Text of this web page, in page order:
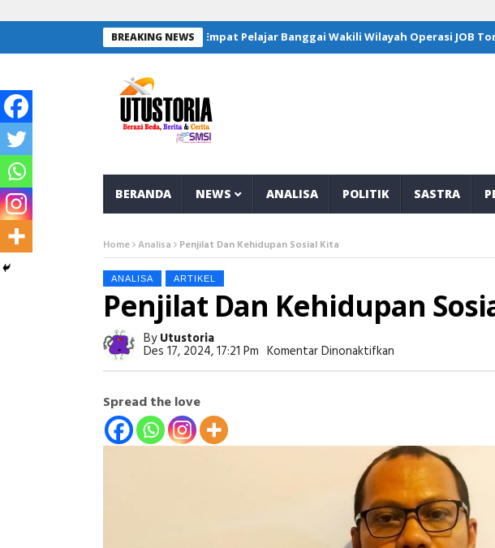
BREAKING NEWSEmpat Pelajar Banggai Wakili Wilayah Operasi JOB Tomori di
BERANDA NEWS ANALISA POLITIK SASTRA
Home Analisa Penjilat Dan Kehidupan Sosial Kita
ANALISA ARTIKEL
Penjilat Dan Kehidupan
ByUtustoria
Des 17, 2024, 17:21 Pm Komentar Dinonaktifkan
Dan
Spread the love